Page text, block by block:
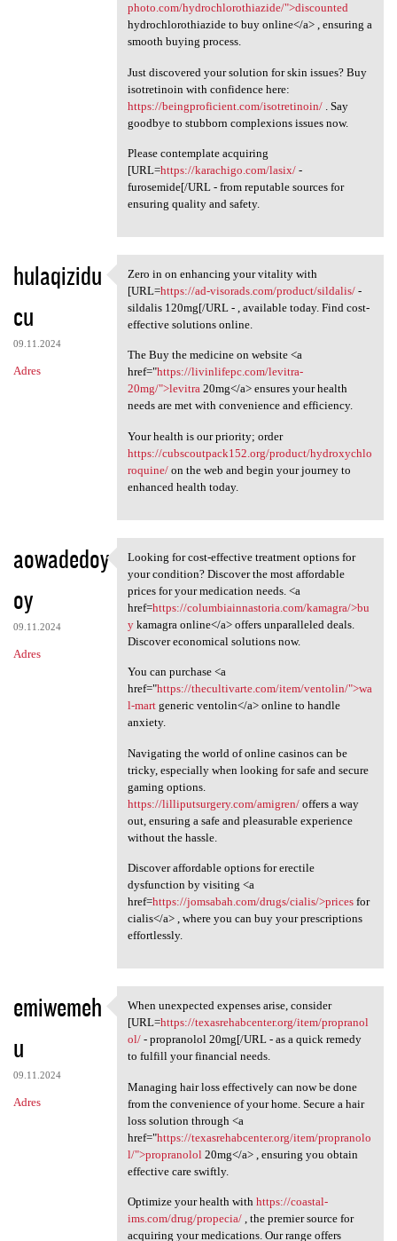
photo.com/hydrochlorothiazide/">discounted
hydrochlorothiazide to buy online</a> , ensuring a
smooth buying process.
Just discovered your solution for skin issues? Buy
isotretinoin with confidence here:
https://beingproficient.com/isotretinoin/. Say
goodbye to stubborn complexions issues now.
Please contemplate acquiring
[URL=https://karachigo.com/lasix/-
furosemide[/URL - from reputable sources for
ensuring quality and safety.
hulaqizidu
cu
09.11.2024
Adres
Zero in on enhancing your
Zero in on enhancing your vitality with
[URL=https://ad-visorads.com/product/sildalis/-
sildalis 120mg[/URL - , available today. Find cost-
effective solutions online.
The Buy the medicine on website <a
href="https://livinlifepc.com/levitra-
20mg/">levitra20mg</a> ensures your health
needs are met with convenience and efficiency.
Your health is our priority; order
https://cubscoutpack152.org/product/hydroxychlo
roquine/on the web and begin your journey to
enhanced health today.
aowadedoy
oy
09.11.2024
Adres
Looking for cost-effective
Looking for cost-effective treatment options for
your condition? Discover the most affordable
prices for your medication needs. <a
href=https://columbiainnastoria.com/kamagra/>bu
ykamagra online</a> offers unparalleled deals.
Discover economical solutions now.
You can purchase <a
href="https://thecultivarte.com/item/ventolin/">wa
l-martgeneric ventolin</a> online to handle
anxiety.
Navigating the world of online casinos can be
tricky, especially when looking for safe and secure
gaming options.
https://lilliputsurgery.com/amigren/offers a way
out, ensuring a safe and pleasurable experience
without the hassle.
Discover affordable options for erectile
dysfunction by visiting <a
href=https://jomsabah.com/drugs/cialis/>pricesfor
cialis</a> , where you can buy your prescriptions
effortlessly.
emiwemeh
u
09.11.2024
Adres
When unexpected expenses
When unexpected expenses arise, consider
[URL=https://texasrehabcenter.org/item/propranol
ol/- propranolol 20mg[/URL - as a quick remedy
to fulfill your financial needs.
Managing hair loss effectively can now be done
from the convenience of your home. Secure a hair
loss solution through <a
href="https://texasrehabcenter.org/item/propranolo
l/">propranolol 20mg</a> , ensuring you obtain
effective care swiftly.
Optimize your health with https://coastal-
ims.com/drug/propecia/, the premier source for
acquiring your medications. Our range offers